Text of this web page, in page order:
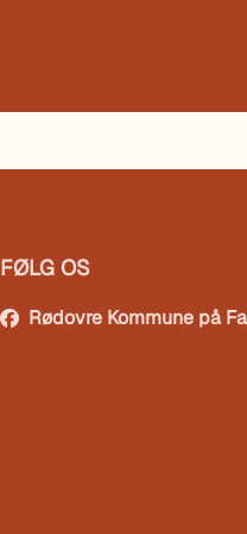
FØLG OS
Rødovre Kommune på